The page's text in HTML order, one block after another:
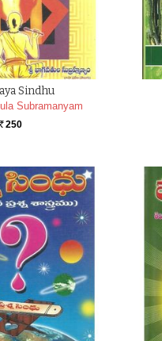
Sindhu
Subramanyam
Rs. 250